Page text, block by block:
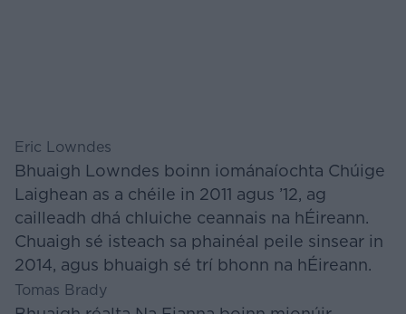
Eric Lowndes
Bhuaigh Lowndes boinn iománaíochta Chúige
Laighean as a chéile in 2011 agus ’12, ag
cailleadh dhá chluiche ceannais na hÉireann.
Chuaigh sé isteach sa phainéal peile sinsear in
2014, agus bhuaigh sé trí bhonn na hÉireann.
Tomas Brady